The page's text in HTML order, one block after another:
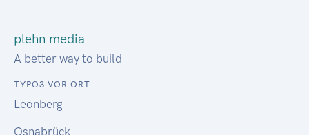
plehn media
A better way to build
TYPO3 VOR ORT
Leonberg
Osnabrück